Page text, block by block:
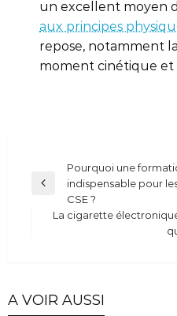
un excellent moyen
aux principes
repose, notamment
moment cinétique et
Navigation
de
l’article
Previous
Pourquoi une
indispensable pour
CSE ?
La cigarette
A VOIR AUSSI